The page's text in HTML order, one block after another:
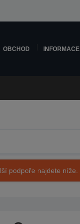
OBCHOD INFORMACE
podpoře najdete níže.